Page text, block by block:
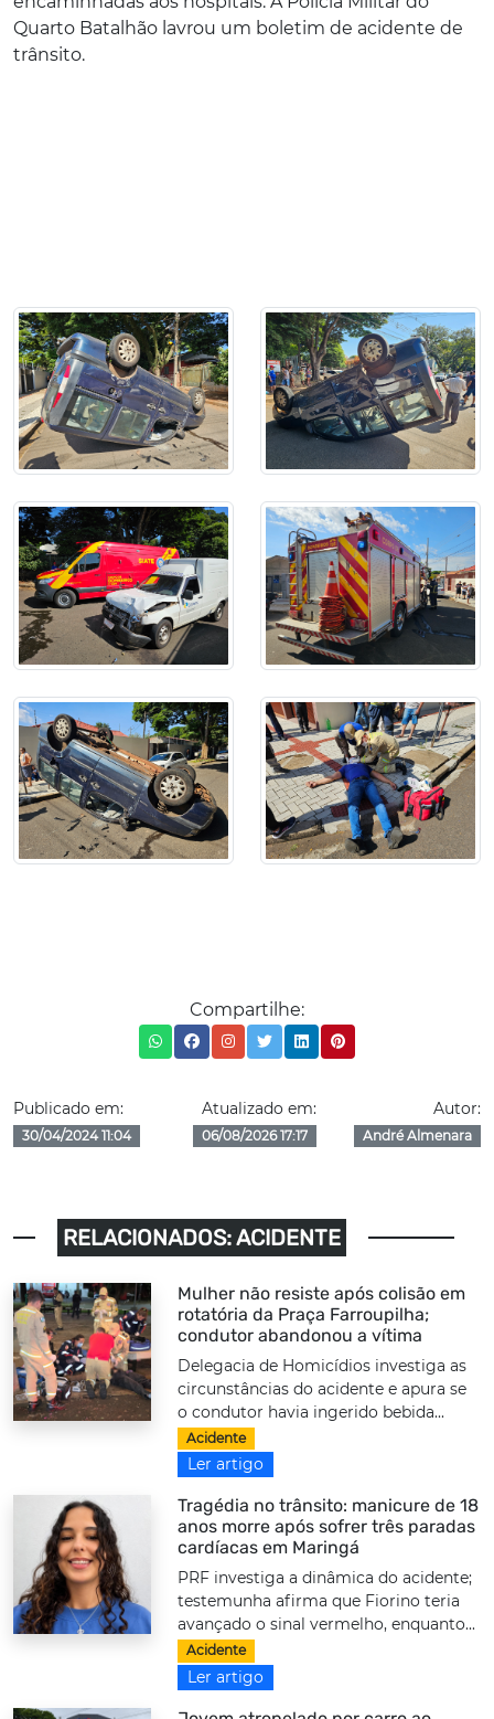
Quarto Batalhão lavrou um boletim de acidente de
trânsito.
Compartilhe:
Publicado em:
30/04/2024 11:04
Atualizado em:
06/08/2026 17:17
Autor:
André Almenara
RELACIONADOS: ACIDENTE
Mulher não resiste após colisão em
rotatória da Praça Farroupilha;
condutor abandonou a vítima
Delegacia de Homicídios investiga as
circunstâncias do acidente e apura se
o condutor havia ingerido bebida...
Acidente
Ler artigo
Tragédia no trânsito: manicure de 18
anos morre após sofrer três paradas
cardíacas em Maringá
PRF investiga a dinâmica do acidente;
testemunha afirma que Fiorino teria
avançado o sinal vermelho, enquanto...
Acidente
Ler artigo